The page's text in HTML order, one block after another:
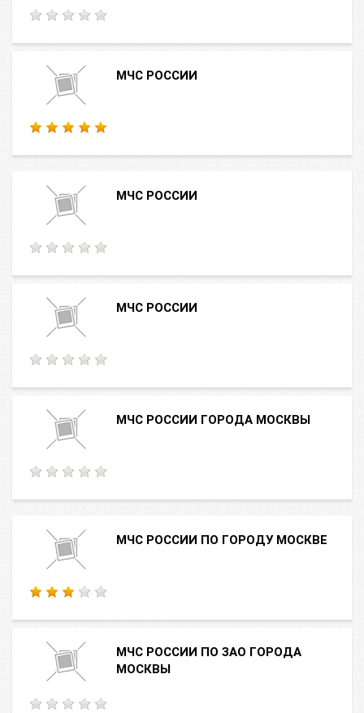
МЧС РОССИИ
МЧС РОССИИ
МЧС РОССИИ
МЧС РОССИИ ГОРОДА МОСКВЫ
МЧС РОССИИ ПО ГОРОДУ МОСКВЕ
МЧС РОССИИ ПО ЗАО ГОРОДА
МОСКВЫ